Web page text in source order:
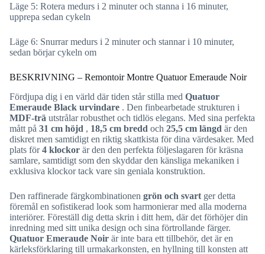
Läge 5: Rotera medurs i 2 minuter och stanna i 16 minuter,
upprepa sedan cykeln
Läge 6: Snurrar medurs i 2 minuter och stannar i 10 minuter,
sedan börjar cykeln om
BESKRIVNING – Remontoir Montre Quatuor Emeraude Noir
Fördjupa dig i en värld där tiden står stilla med Quatuor
Emeraude Black urvindare . Den finbearbetade strukturen i
MDF-trä utstrålar robusthet och tidlös elegans. Med sina perfekta
mått på 31 cm höjd , 18,5 cm bredd och 25,5 cm längd är den
diskret men samtidigt en riktig skattkista för dina värdesaker. Med
plats för4 klockor är den den perfekta följeslagaren för kräsna
samlare, samtidigt som den skyddar den känsliga mekaniken i
exklusiva klockor tack vare sin geniala konstruktion.
Den raffinerade färgkombinationen grön och svart ger detta
föremål en sofistikerad look som harmonierar med alla moderna
interiörer. Föreställ dig detta skrin i ditt hem, där det förhöjer din
inredning med sitt unika design och sina förtrollande färger.
Quatuor Emeraude Noir är inte bara ett tillbehör, det är en
kärleksförklaring till urmakarkonsten, en hyllning till konsten att